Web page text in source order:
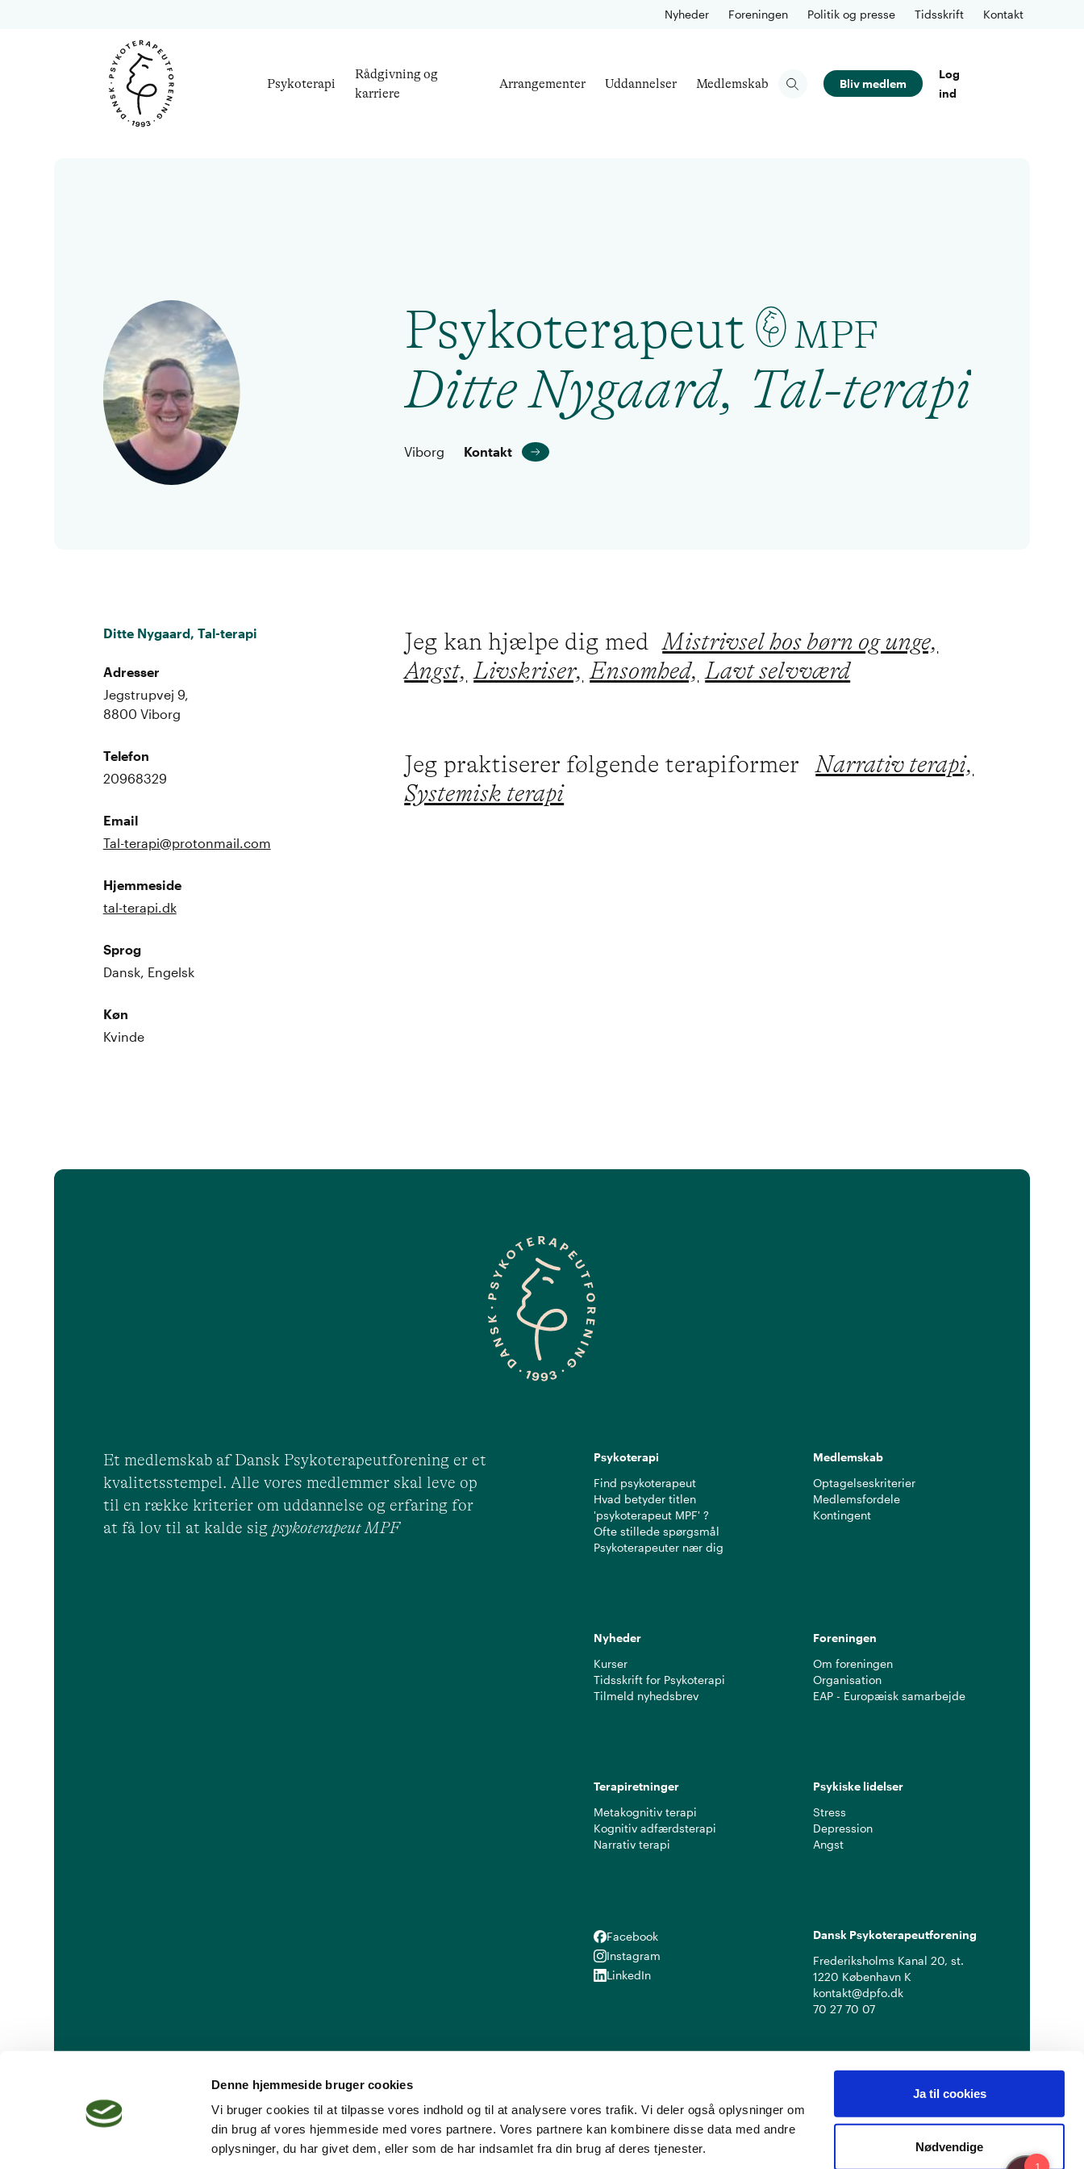
Denne hjemmeside bruger cookies
Vi bruger cookies til at tilpasse vores indhold og til at analysere vores trafik. Vi deler også oplysninger om
din brug af vores hjemmeside med vores partnere. Vores partnere kan kombinere disse data med andre
oplysninger, du har givet dem, eller som de har indsamlet fra din brug af deres tjenester.
Ja til cookies
Nødvendige
Nyheder Foreningen Politik og presse Tidsskrift Kontakt
Psykoterapi
Rådgivning og
karriere
Arrangementer Uddannelser Medlemskab Bliv medlem
Log
ind
Psykoterapeut MPF
Ditte Nygaard, Tal-terapi
Viborg Kontakt
Ditte Nygaard, Tal-terapi
Adresser
Jegstrupvej 9,
8800 Viborg
Telefon
20968329
Email
Tal-terapi@protonmail.com
Hjemmeside
tal-terapi.dk
Sprog
Dansk, Engelsk
Køn
Kvinde
Jeg kan hjælpe dig med Mistrivsel hos børn og unge,
Angst, Livskriser, Ensomhed, Lavt selvværd
Jeg praktiserer følgende terapiformer
Narrativ terapi,
Systemisk terapi
Et medlemskab af Dansk Psykoterapeutforening er et
kvalitetsstempel. Alle vores medlemmer skal leve op
til en række kriterier om uddannelse og erfaring for
at få lov til at kalde sig psykoterapeut MPF
Psykoterapi
Find psykoterapeut
Hvad betyder titlen
'psykoterapeut MPF' ?
Ofte stillede spørgsmål
Psykoterapeuter nær dig
Medlemskab
Optagelseskriterier
Medlemsfordele
Kontingent
Nyheder
Kurser
Tidsskrift for Psykoterapi
Tilmeld nyhedsbrev
Foreningen
Om foreningen
Organisation
EAP - Europæisk samarbejde
Terapiretninger
Metakognitiv terapi
Kognitiv adfærdsterapi
Narrativ terapi
Psykiske lidelser
Stress
Depression
Angst
Facebook
Facebook
Instagram
Instagram
LinkedIn
LinkedIn
Dansk Psykoterapeutforening
Frederiksholms Kanal 20, st.
1220 København K
kontakt@dpfo.dk
70 27 70 07
Dansk Psykoterapeutforening Cookiepolitik